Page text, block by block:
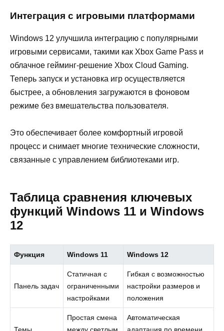
Интеграция с игровыми платформами
Windows 12 улучшила интеграцию с популярными
игровыми сервисами, такими как Xbox Game Pass и
облачное гейминг-решение Xbox Cloud Gaming.
Теперь запуск и установка игр осуществляется
быстрее, а обновления загружаются в фоновом
режиме без вмешательства пользователя.
Это обеспечивает более комфортный игровой
процесс и снимает многие технические сложности,
связанные с управлением библиотеками игр.
Таблица сравнения ключевых
функций Windows 11 и Windows
12
Функция Windows 11 Windows 12
Панель задач
Статичная с
ограниченными
настройками
Гибкая с возможностью
настройки размеров и
положения
Простая смена
Автоматическая